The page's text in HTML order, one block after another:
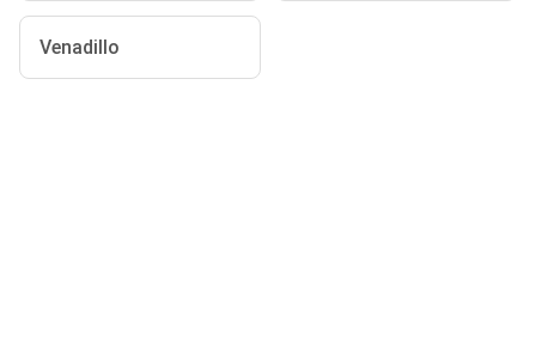
Venadillo